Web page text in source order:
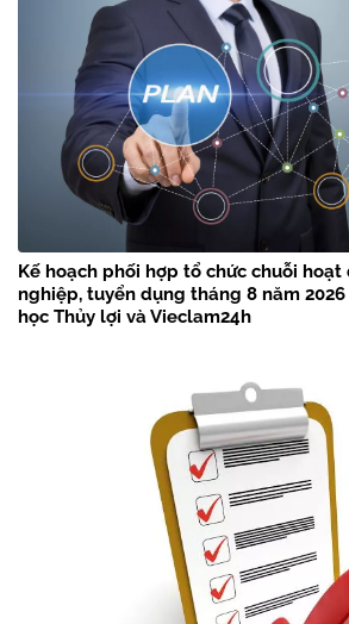
Kế hoạch phối hợp tổ chức chuỗi hoạt
nghiệp, tuyển dụng tháng 8 năm
học Thủy lợi và Vieclam24h